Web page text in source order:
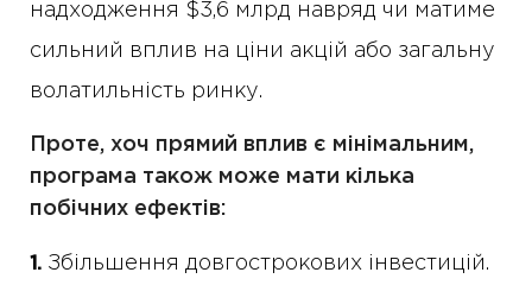
надходження $3,6 млрд навряд чи матиме
сильний вплив на ціни акцій або загальну
волатильність ринку.
Проте, хоч прямий вплив є мінімальним,
програма також може мати кілька
побічних ефектів:
1. Збільшення довгострокових інвестицій.